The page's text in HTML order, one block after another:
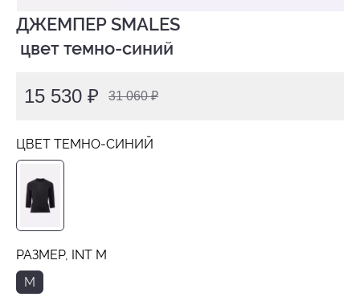
ДЖЕМПЕР SMALES
цвет темно-синий
15 530 ₽ 31 060 ₽
ЦВЕТ ТЕМНО-СИНИЙ
РАЗМЕР, INT M
M